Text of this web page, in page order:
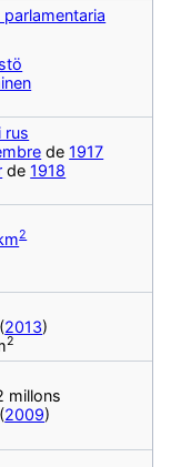
parlamentaria
rus
de1917
de1918
2
2013)
2
millons
2009)